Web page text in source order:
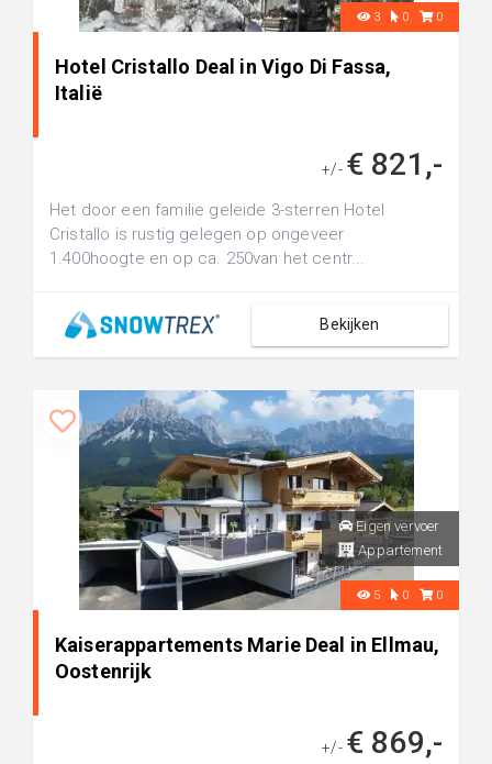
3 0 0
Hotel Cristallo Deal in Vigo Di Fassa,
Italië
+/- € 821,-
Het door een familie geleide 3-sterren Hotel
Cristallo is rustig gelegen op ongeveer
1.400hoogte en op ca. 250van het centr...
Bekijken
Eigen vervoer
Appartement
5 0 0
Kaiserappartements Marie Deal in Ellmau,
Oostenrijk
+/- € 869,-